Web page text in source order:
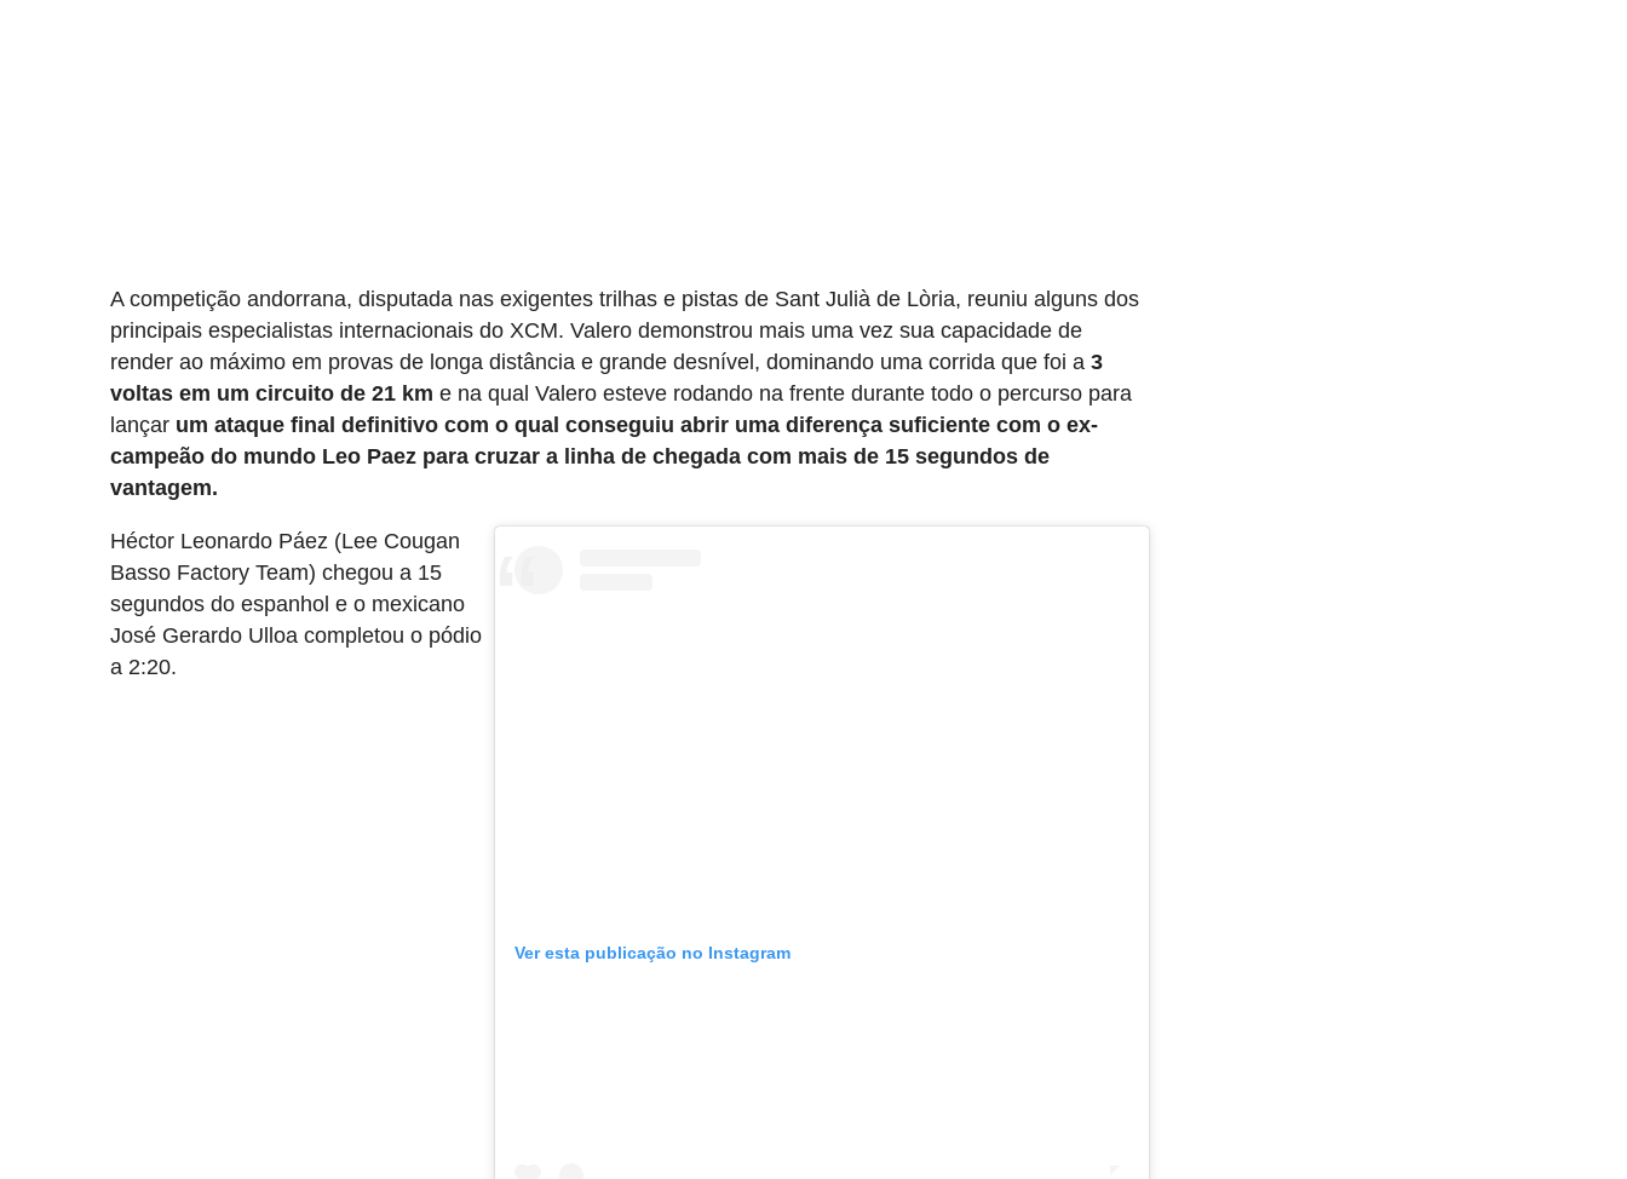
A competição andorrana, disputada nas exigentes trilhas e pistas de Sant Julià de Lòria, reuniu alguns dos
principais especialistas internacionais do XCM. Valero demonstrou mais uma vez sua capacidade de
render ao máximo em provas de longa distância e grande desnível, dominando uma corrida que foi a3
voltas em um circuito de 21 km e na qual Valero esteve rodando na frente durante todo o percurso para
lançar um ataque final definitivo com o qual conseguiu abrir uma diferença suficiente com o ex-
campeão do mundo Leo Paez para cruzar a linha de chegada com mais de 15 segundos de
vantagem.
Ver esta publicação no Instagram
Héctor Leonardo Páez (Lee Cougan
Basso Factory Team) chegou a 15
segundos do espanhol e o mexicano
José Gerardo Ulloa completou o pódio
a 2:20.